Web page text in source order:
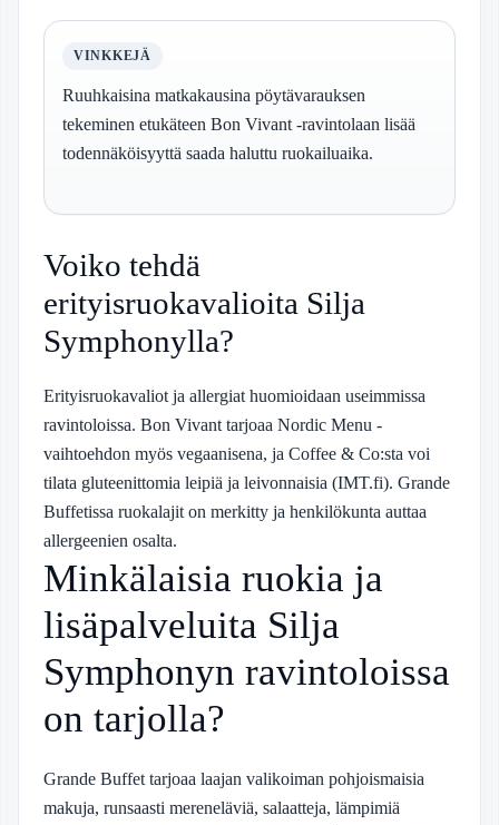
VINKKEJÄ
Ruuhkaisina matkakausina pöytävarauksen
tekeminen etukäteen Bon Vivant -ravintolaan lisää
todennäköisyyttä saada haluttu ruokailuaika.
Voiko tehdä
erityisruokavalioita Silja
Symphonylla?
Erityisruokavaliot ja allergiat huomioidaan useimmissa
ravintoloissa. Bon Vivant tarjoaa Nordic Menu -
vaihtoehdon myös vegaanisena, ja Coffee & Co:sta voi
tilata gluteenittomia leipiä ja leivonnaisia (IMT.fi). Grande
Buffetissa ruokalajit on merkitty ja henkilökunta auttaa
allergeenien osalta.
Minkälaisia ruokia ja
lisäpalveluita Silja
Symphonyn ravintoloissa
on tarjolla?
Grande Buffet tarjoaa laajan valikoiman pohjoismaisia
makuja, runsaasti mereneläviä, salaatteja, lämpimiä